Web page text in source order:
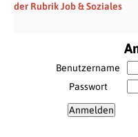
der Rubrik Job & Soziales
Benutzername
Passwort